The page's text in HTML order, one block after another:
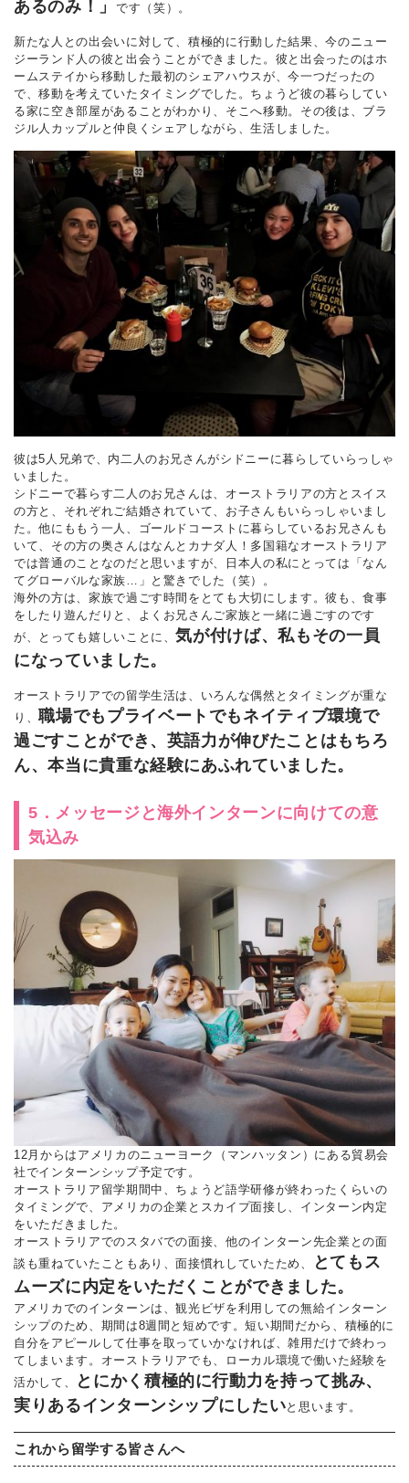
あるのみ！」 です（笑）。
新たな人との出会いに対して、積極的に行動した結果、今のニュー
ジーランド人の彼と出会うことができました。彼と出会ったのはホ
ームステイから移動した最初のシェアハウスが、今一つだったの
で、移動を考えていたタイミングでした。ちょうど彼の暮らしてい
る家に空き部屋があることがわかり、そこへ移動。その後は、ブラ
ジル人カップルと仲良くシェアしながら、生活しました。
彼は5人兄弟で、内二人のお兄さんがシドニーに暮らしていらっしゃ
いました。
シドニーで暮らす二人のお兄さんは、オーストラリアの方とスイス
の方と、それぞれご結婚されていて、お子さんもいらっしゃいまし
た。他にももう一人、ゴールドコーストに暮らしているお兄さんも
いて、その方の奥さんはなんとカナダ人！多国籍なオーストラリア
では普通のことなのだと思いますが、日本人の私にとっては「なん
てグローバルな家族…」と驚きでした（笑）。
海外の方は、家族で過ごす時間をとても大切にします。彼も、食事
をしたり遊んだりと、よくお兄さんご家族と一緒に過ごすのです
が、とっても嬉しいことに、気が付けば、私もその一員
になっていました。
オーストラリアでの留学生活は、いろんな偶然とタイミングが重な
り、職場でもプライベートでもネイティブ環境で
過ごすことができ、英語力が伸びたことはもちろ
ん、本当に貴重な経験にあふれていました。
5．メッセージと海外インターンに向けての意
気込み
12月からはアメリカのニューヨーク（マンハッタン）にある貿易会
社でインターンシップ予定です。
オーストラリア留学期間中、ちょうど語学研修が終わったくらいの
タイミングで、アメリカの企業とスカイプ面接し、インターン内定
をいただきました。
オーストラリアでのスタバでの面接、他のインターン先企業との面
談も重ねていたこともあり、面接慣れしていたため、
とてもス
ムーズに内定をいただくことができました。
アメリカでのインターンは、観光ビザを利用しての無給インターン
シップのため、期間は8週間と短めです。短い期間だから、積極的に
自分をアピールして仕事を取っていかなければ、雑用だけで終わっ
てしまいます。オーストラリアでも、ローカル環境で働いた経験を
活かして、
とにかく積極的に行動力を持って挑み、
実りあるインターンシップにしたいと思います。
これから留学する皆さんへ